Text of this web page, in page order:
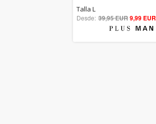
5.00
out of 5
Talla L
Desde: 39,95 EUR9,99 EUR